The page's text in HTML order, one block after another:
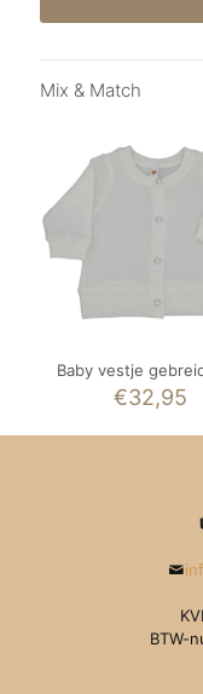
Mix & Match
Baby vestje
€32,95
BTW-